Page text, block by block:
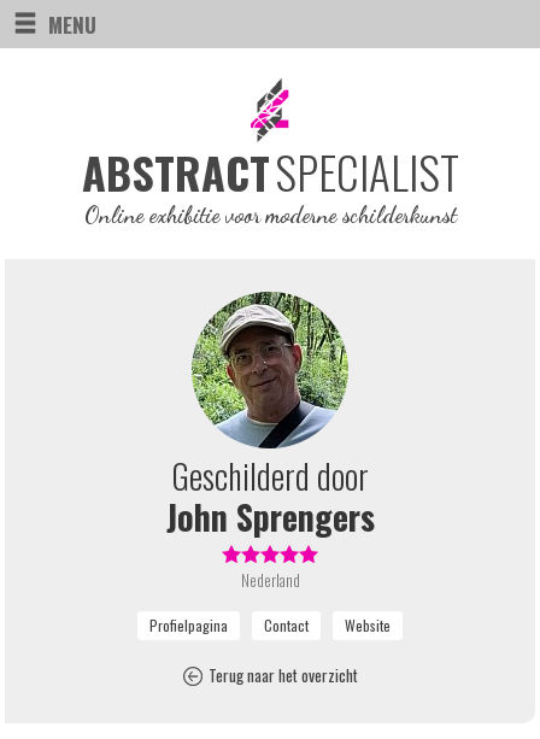
MENU
ABSTRACTSPECIALIST
Online exhibitie voor moderne schilderkunst
Geschilderd door
John Sprengers
Nederland
Terug naar het overzicht